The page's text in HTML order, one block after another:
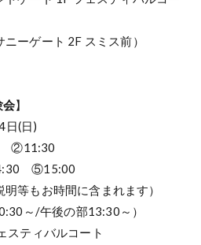
ーゲート 2F スミス前）
会】
日(日)
②11:30
⑤15:00
等もお時間に含まれます）
～/午後の部13:30～）
スティバルコート